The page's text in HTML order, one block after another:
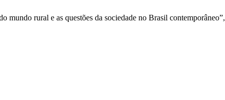
mundo rural e as questões da sociedade no Brasil contemporâneo”,